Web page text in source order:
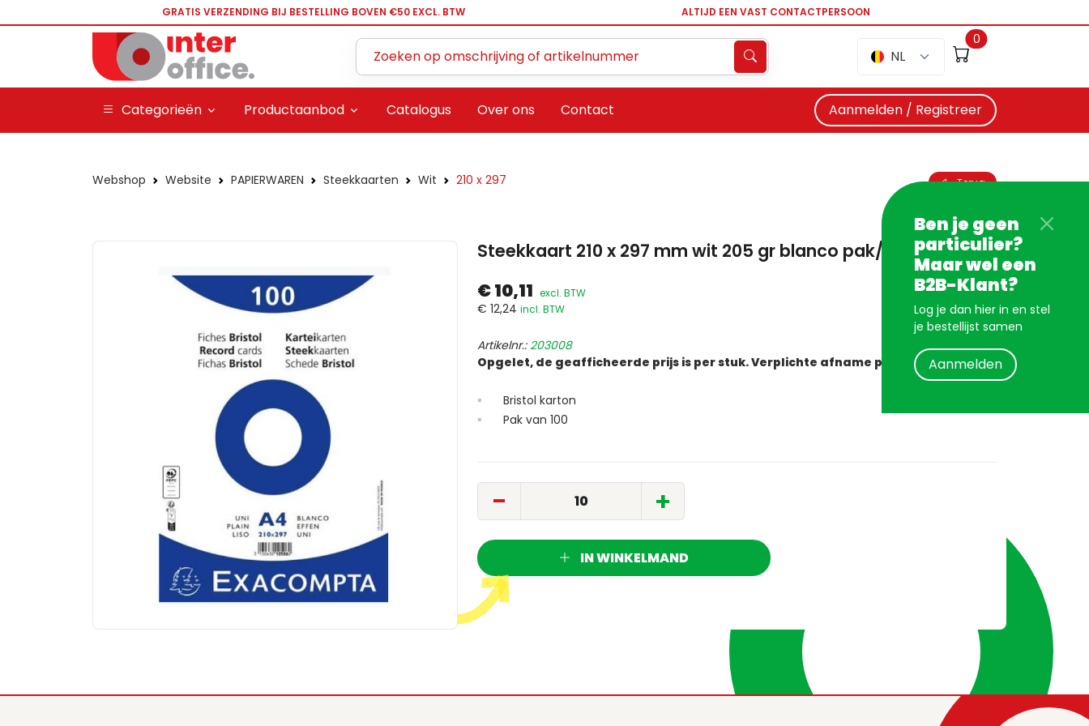
GRATIS VERZENDING BIJ BESTELLING BOVEN €50 EXCL. BTW ALTIJD EEN VAST CONTACTPERSOON
NL
0
Categorieën Productaanbod Catalogus Over ons Contact Aanmelden / Registreer
Ben je geen
particulier?
Maar wel een
B2B-Klant?
Log je dan hier in en stel
je bestellijst samen
Aanmelden
Webshop Website PAPIERWAREN Steekkaarten Wit 210 x 297 Terug
Steekkaart 210 x 297 mm wit 205 gr blanco pak/100
€ 10,11 excl. BTW
€ 12,24 incl. BTW
Artikelnr.:203008
Opgelet, de geafficheerde prijs is per stuk. Verplichte afname per 10 stuks
Bristol karton
Pak van 100
- +
IN WINKELMAND